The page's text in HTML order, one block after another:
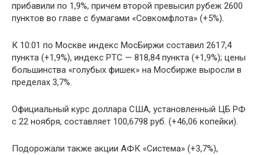
прибавили по 1,9%, причем второй превысил рубеж 2600
пунктов во главе с бумагами «Совкомфлота» (+5%).
К 10:01 по Москве индекс МосБиржи составил 2617,4
пункта (+1,9%), индекс РТС — 818,84 пункта (+1,9%); цены
большинства «голубых фишек» на Мосбирже выросли в
пределах 3,7%.
Официальный курс доллара США, установленный ЦБ РФ
с 22 ноября, составляет 100,6798 руб. (+46,06 копейки).
Подорожали также акции АФК «Система» (+3,7%),